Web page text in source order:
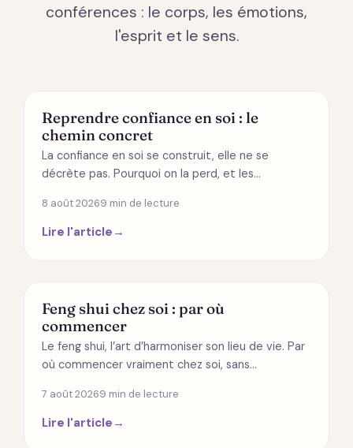
conférences : le corps, les émotions,
l'esprit et le sens.
DÉVELOPPEMENT PERSONNEL
Reprendre confiance en soi : le
chemin concret
La confiance en soi se construit, elle ne se
décrète pas. Pourquoi on la perd, et les…
8 août 20269 min de lecture
Lire l'article →
MODES DE VIE
Feng shui chez soi : par où
commencer
Le feng shui, l’art d’harmoniser son lieu de vie. Par
où commencer vraiment chez soi, sans…
7 août 20269 min de lecture
Lire l'article →